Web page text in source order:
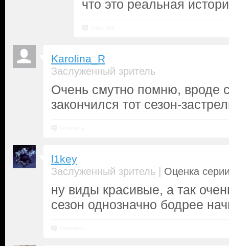
что это реальная
Karolina_R
Заслуженный зритель
Очень смутно помню, вроде
закончился тот сезон-
l1key
Заслуженный зритель | Оценка
ну виды красивые, а так
сезон однозначно бодрее